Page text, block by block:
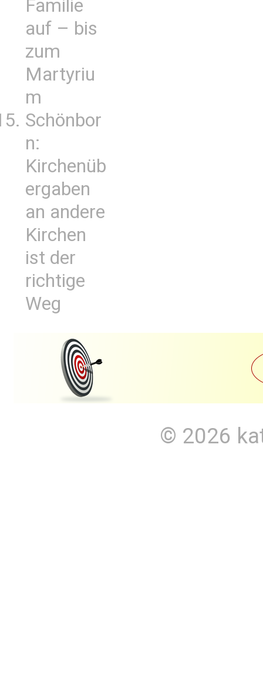
Familie
auf – bis
zum
Martyriu
m
Schönbor
n:
Kirchenüb
ergaben
an andere
Kirchen
ist der
richtige
Weg
© 2026